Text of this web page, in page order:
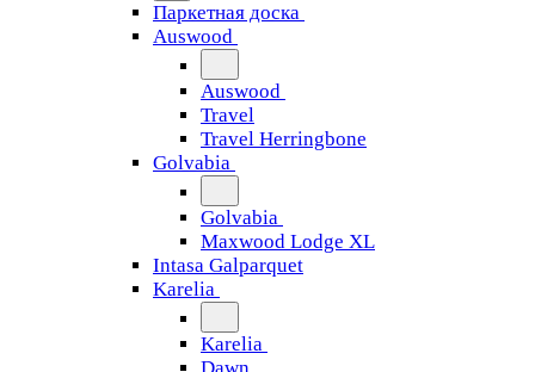
Паркетная доска
Auswood
Auswood
Travel
Travel Herringbone
Golvabia
Golvabia
Maxwood Lodge XL
Intasa Galparquet
Karelia
Karelia